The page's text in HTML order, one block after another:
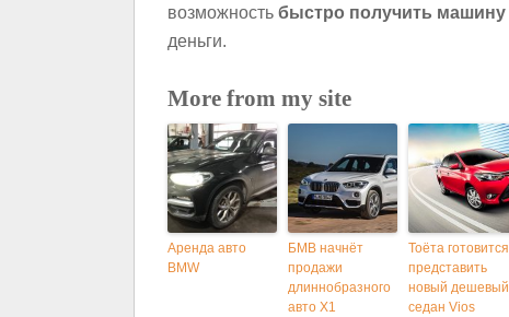
возможность быстро получить машину
деньги.
More from my site
Аренда авто
BMW
БМВ начнёт
продажи
длиннобразного
авто X1
Тоёта готовится
представить
новый дешевый
седан Vios